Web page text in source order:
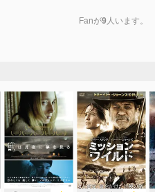
Fanが9人います。